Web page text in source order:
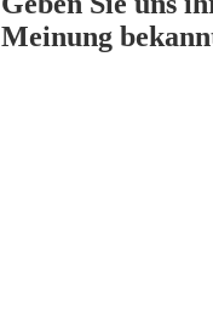
Meinung